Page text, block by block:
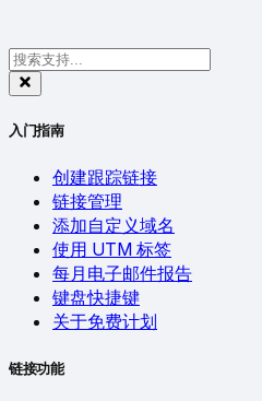
入门指南
创建跟踪链接
链接管理
添加自定义域名
使用 UTM 标签
每月电子邮件报告
键盘快捷键
关于免费计划
链接功能